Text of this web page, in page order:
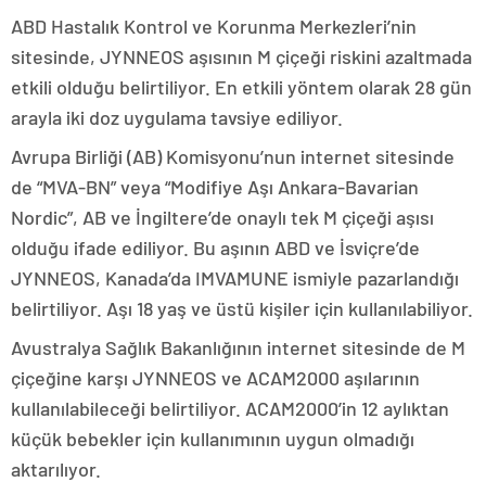
ABD Hastalık Kontrol ve Korunma Merkezleri’nin
sitesinde, JYNNEOS aşısının M çiçeği riskini azaltmada
etkili olduğu belirtiliyor. En etkili yöntem olarak 28 gün
arayla iki doz uygulama tavsiye ediliyor.
Avrupa Birliği (AB) Komisyonu’nun internet sitesinde
de “MVA-BN” veya “Modifiye Aşı Ankara-Bavarian
Nordic”, AB ve İngiltere’de onaylı tek M çiçeği aşısı
olduğu ifade ediliyor. Bu aşının ABD ve İsviçre’de
JYNNEOS, Kanada’da IMVAMUNE ismiyle pazarlandığı
belirtiliyor. Aşı 18 yaş ve üstü kişiler için kullanılabiliyor.
Avustralya Sağlık Bakanlığının internet sitesinde de M
çiçeğine karşı JYNNEOS ve ACAM2000 aşılarının
kullanılabileceği belirtiliyor. ACAM2000’in 12 aylıktan
küçük bebekler için kullanımının uygun olmadığı
aktarılıyor.